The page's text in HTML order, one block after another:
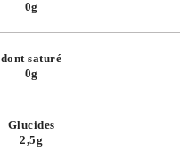
0g
dont saturé
0g
Glucides
2,5g